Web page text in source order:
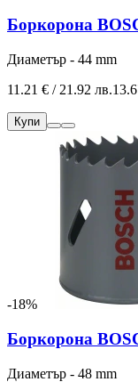
Боркорона
Диаметър - 44 mm
11.21 € / 21.92 лв.
Купи
-18%
Боркорона
Диаметър - 48 mm